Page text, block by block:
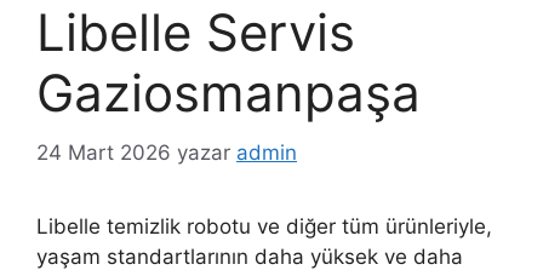
Libelle Servis
Gaziosmanpaşa
24 Mart 2026 yazar admin
Libelle temizlik robotu ve diğer tüm ürünleriyle,
yaşam standartlarının daha yüksek ve daha